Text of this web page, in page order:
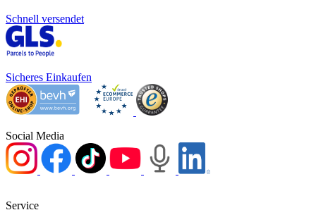
Schnell versendet
Sicheres Einkaufen
Social Media
Service